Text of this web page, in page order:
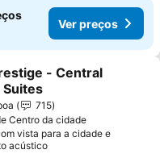
Ver preços
aos favoritos
- Central
Suites
715
Centro da cidade
vista para a cidade e
acústico